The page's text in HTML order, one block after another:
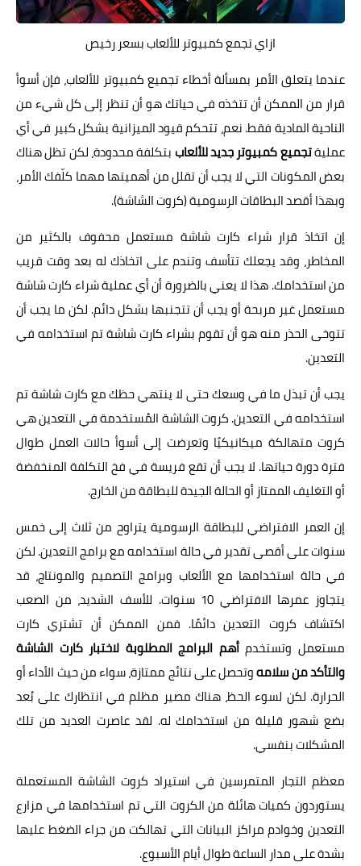
ازاي تجمع كمبيوتر للألعاب بسعر رخيص
عندما يتعلق الأمر بمسألة أخطاء تجميع كمبيوتر للألعاب، فإن أسوأ
قرار من الممكن أن تتخذه في حياتك هو أن تنظر إلى كل شيء من
الناحية المادية فقط. نعم، تتحكم قيود الميزانية بشكل كبير في أي
عمليةتجميع كمبيوتر جديد للألعاببتكلفة محدودة، لكن تظل هناك
بعض المكونات التي لا يجب أن تقلل من أهميتها مهما كلّفك الأمر،
وبهذا أقصد البطاقات الرسومية (كروت الشاشة).
إن اتخاذ قرار شراء كارت شاشة مستعمل محفوف بالكثير من
المخاطر، وقد يجعلك تتأسف وتندم على اتخاذك له بعد وقت قريب
من استخدامك. هذا لا يعني بالضرورة أن أي عملية شراء كارت شاشة
مستعمل غير مربحة أو يجب أن تتجنبها بشكل دائم. لكن ما يجب أن
تتوخى الحذر منه هو أن تقوم بشراء كارت شاشة تم استخدامه في
التعدين.
يجب أن تبذل ما في وسعك حتى لا ينتهي حظك مع كارت شاشة تم
استخدامه في التعدين. كروت الشاشة المُستخدمة في التعدين هي
كروت متهالكة ميكانيكيًا وتعرضت إلى أسوأ حالات العمل طوال
فترة دورة حياتها. لا يجب أن تقع فريسة في فخ التكلفة المنخفضة
أو التغليف الممتاز أو الحالة الجيدة للبطاقة من الخارج.
إن العمر الافتراضي للبطاقة الرسومية يتراوح من ثلاث إلى خمس
سنوات على أقصى تقدير في حالة استخدامه مع برامج التعدين. لكن
في حالة استخدامها مع الألعاب وبرامج التصميم والمونتاج، قد
يتجاوز عمرها الافتراضي 10 سنوات. للأسف الشديد، من الصعب
اكتشاف كروت التعدين دائمًا. فمن الممكن أن تشتري كارت
مستعمل وتستخدمأهم البرامج المطلوبة لاختبار كارت الشاشة
والتأكد من سلامهوتحصل على نتائج ممتازة، سواء من حيث الأداء أو
الحرارة. لكن لسوء الحظ، هناك مصير مظلم في انتظارك على بُعد
بضع شهور قليلة من استخدامك له. لقد عاصرت العديد من تلك
المشكلات بنفسي.
معظم التجار المتمرسين في استيراد كروت الشاشة المستعملة
يستوردون كميات هائلة من الكروت التي تم استخدامها في مزارع
التعدين وخوادم مراكز البيانات التي تهالكت من جراء الضغط عليها
بشدة على مدار الساعة طوال أيام الأسبوع.